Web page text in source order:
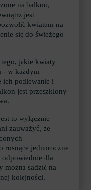
na balkon,
jest
kwiatom na
się do świeżego
jakie kwiaty
- w każdym
ich podlewanie i
jest przeszklony
to wyłącznie
zauważyć, że
rosnące jednoroczne
odpowiednie dla
można sadzić na
kolejności.